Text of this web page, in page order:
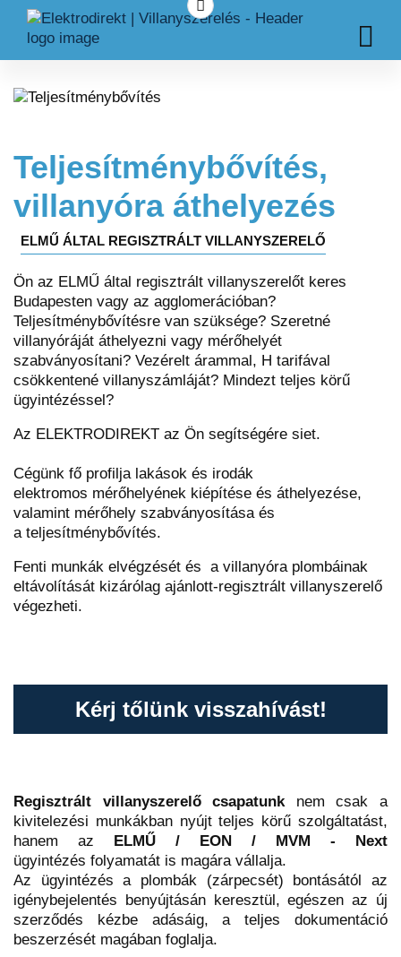
Teljesítménybővítés,
villanyóra áthelyezés
ELMŰ ÁLTAL REGISZTRÁLT VILLANYSZERELŐ
Ön az ELMŰ által regisztrált villanyszerelőt keres
Budapesten vagy az agglomerációban?
Teljesítménybővítésre van szüksége? Szeretné
villanyóráját áthelyezni vagy mérőhelyét
szabványosítani? Vezérelt árammal, H tarifával
csökkentené villanyszámláját? Mindezt teljes körű
ügyintézéssel?
Az ELEKTRODIREKT az Ön segítségére siet.
Cégünk fő profilja lakások és irodák
elektromos mérőhelyének kiépítése és áthelyezése,
valamint mérőhely szabványosítása és
a teljesítménybővítés.
Fenti munkák elvégzését és a villanyóra plombáinak
eltávolítását kizárólag ajánlott-regisztrált villanyszerelő
végezheti.
Kérj tőlünk visszahívást!
Regisztrált villanyszerelő csapatunk nem csak a
kivitelezési munkákban nyújt teljes körű szolgáltatást,
hanem az ELMŰ / EON / MVM - Next
ügyintézés folyamatát is magára vállalja.
Az ügyintézés a plombák (zárpecsét) bontásától az
igénybejelentés benyújtásán keresztül, egészen az új
szerződés kézbe adásáig, a teljes dokumentáció
beszerzését magában foglalja.